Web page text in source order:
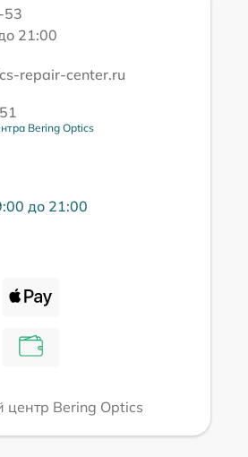
53
21:00
repair-center.ru
Bering Optics
до 21:00
Bering Optics